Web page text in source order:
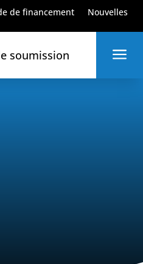
de financement Nouvelles
soumission a